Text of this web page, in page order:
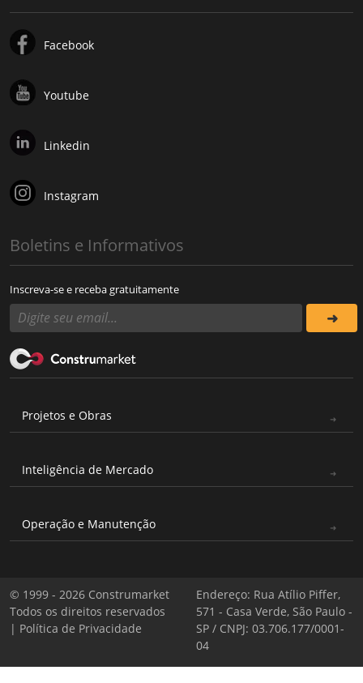
Facebook
Youtube
Linkedin
Instagram
Boletins e Informativos
Inscreva-se e receba gratuitamente
Projetos e Obras
Inteligência de Mercado
Operação e Manutenção
© 1999 - 2026 Construmarket
Todos os direitos reservados
| Política de Privacidade
Endereço: Rua Atílio Piffer,
571 - Casa Verde, São Paulo -
SP / CNPJ: 03.706.177/0001-
04